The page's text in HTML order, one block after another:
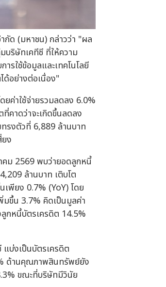
กัด (มหาชน) กล่าวว่า "ผล
บริษัทเคทีซี ที่ให้ความ
รใช้ข้อมูลและเทคโนโลยี
ด้อย่างต่อเนื่อง"
ค่าใช้จ่ายรวมลดลง 6.0%
คาดว่าจะเกิดขึ้นลดลง
รงตัวที่ 6,889 ล้านบาท
ง
คม 2569 พบว่ายอดลูกหนี้
ล้านบาท เติบโต
พียง 0.7% (YoY) โดย
มขึ้น 3.7% คิดเป็นมูลค่า
กหนี้บัตรเครดิต 14.5%
บ่งเป็นบัตรเครดิต
ด้านคุณภาพสินทรัพย์ยัง
ขณะที่บริษัทมีวินัย